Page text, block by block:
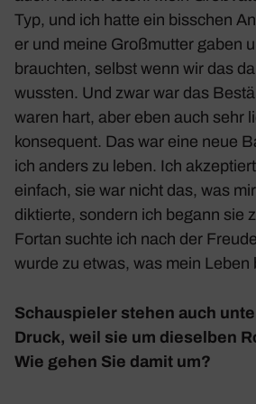
Typ, und ich hatte ein biss­chen
er und meine Groß­mutter gaben
brauchten, selbst wenn wir das
wussten. Und zwar war das
waren hart, aber eben auch sehr
konse­quent. Das war eine neue
ich anders zu leben. Ich
einfach, sie war nicht das, was
diktierte, sondern ich begann sie
Fortan suchte ich nach der
wurde zu etwas, was mein Leben
Schau­spieler stehen auch
Druck, weil sie um dieselben
Wie gehen Sie damit um?